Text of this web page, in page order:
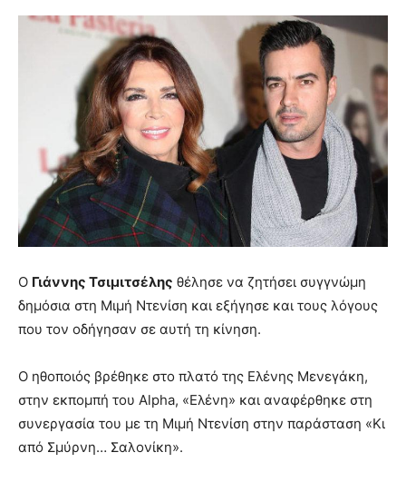
Ο Γιάννης Τσιμιτσέλης θέλησε να ζητήσει συγγνώμη
δημόσια στη Μιμή Ντενίση και εξήγησε και τους λόγους
που τον οδήγησαν σε αυτή τη κίνηση.
Ο ηθοποιός βρέθηκε στο πλατό της Ελένης Μενεγάκη,
στην εκπομπή του Alpha, «Ελένη» και αναφέρθηκε στη
συνεργασία του με τη Μιμή Ντενίση στην παράσταση «Κι
από Σμύρνη… Σαλονίκη».